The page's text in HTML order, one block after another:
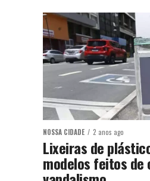
NOSSA CIDADE 2 anos ago
Lixeiras de
modelos feitos